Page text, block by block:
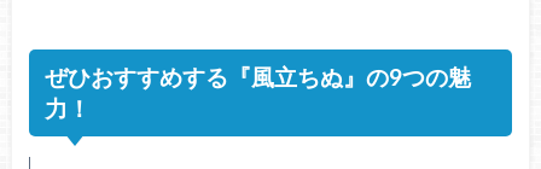
ぜひおすすめする『風立ちぬ』の9つの魅
力！